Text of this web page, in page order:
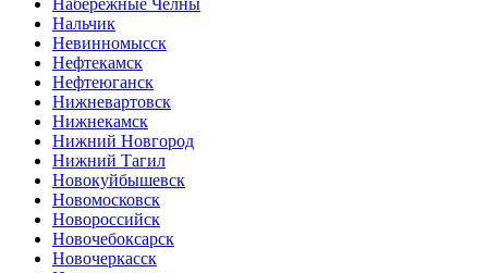
Набережные Челны
Нальчик
Невинномысск
Нефтекамск
Нефтеюганск
Нижневартовск
Нижнекамск
Нижний Новгород
Нижний Тагил
Новокуйбышевск
Новомосковск
Новороссийск
Новочебоксарск
Новочеркасск